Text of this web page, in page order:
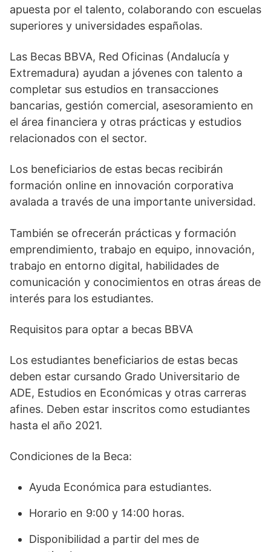
apuesta por el talento, colaborando con escuelas
superiores y universidades españolas.
Las Becas BBVA, Red Oficinas (Andalucía y
Extremadura) ayudan a jóvenes con talento a
completar sus estudios en transacciones
bancarias, gestión comercial, asesoramiento en
el área financiera y otras prácticas y estudios
relacionados con el sector.
Los beneficiarios de estas becas recibirán
formación online en innovación corporativa
avalada a través de una importante universidad.
También se ofrecerán prácticas y formación
emprendimiento, trabajo en equipo, innovación,
trabajo en entorno digital, habilidades de
comunicación y conocimientos en otras áreas de
interés para los estudiantes.
Requisitos para optar a becas BBVA
Los estudiantes beneficiarios de estas becas
deben estar cursando Grado Universitario de
ADE, Estudios en Económicas y otras carreras
afines. Deben estar inscritos como estudiantes
hasta el año 2021.
Condiciones de la Beca:
Ayuda Económica para estudiantes.
Horario en 9:00 y 14:00 horas.
Disponibilidad a partir del mes de